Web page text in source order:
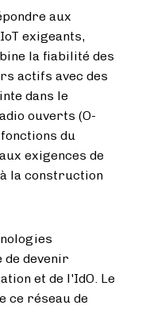
aux
exigeants,
la fiabilité des
actifs avec des
dans le
ouverts (O-
du
exigences de
la construction
de devenir
et de l'IdO. Le
ce réseau de